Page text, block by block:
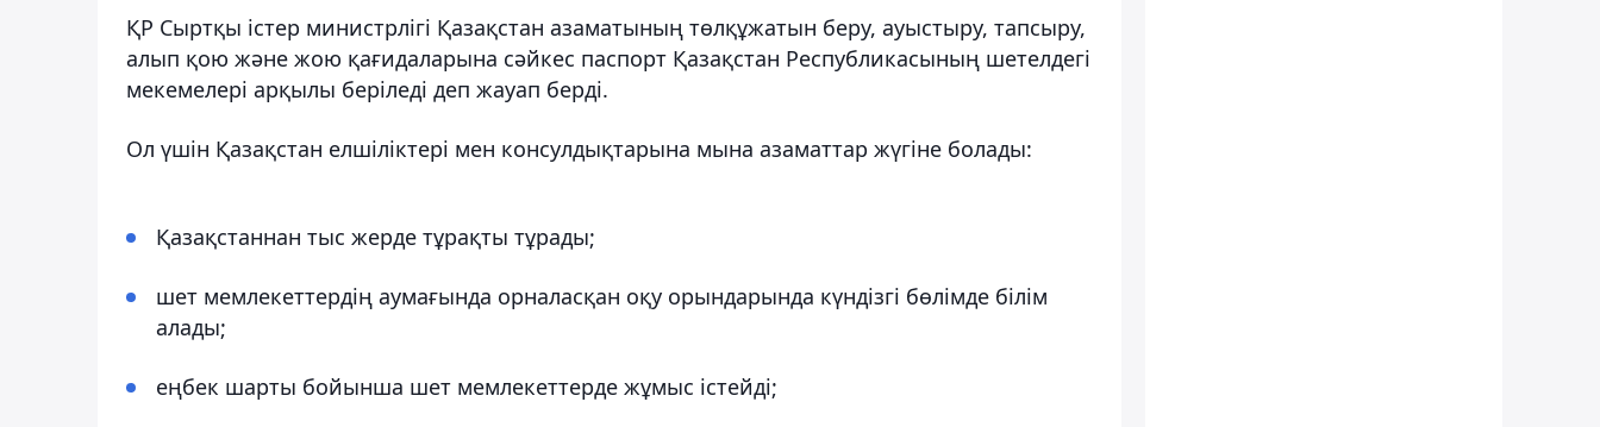
ҚР Сыртқы істер министрлігі Қазақстан азаматының төлқұжатын беру, ауыстыру, тапсыру,
алып қою және жою қағидаларына сәйкес паспорт Қазақстан Республикасының шетелдегі
мекемелері арқылы беріледі деп жауап берді.
Ол үшін Қазақстан елшіліктері мен консулдықтарына мына азаматтар жүгіне болады:
Қазақстаннан тыс жерде тұрақты тұрады;
шет мемлекеттердің аумағында орналасқан оқу орындарында күндізгі бөлімде білім
алады;
еңбек шарты бойынша шет мемлекеттерде жұмыс істейді;